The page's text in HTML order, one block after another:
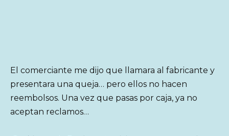
El comerciante me dijo que llamara al fabricante y
presentara una queja… pero ellos no hacen
reembolsos. Una vez que pasas por caja, ya no
aceptan reclamos…